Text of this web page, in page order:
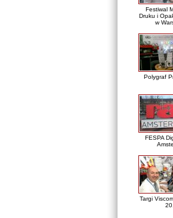
Festiwal
Druku i
w
Polygraf
FESPA
Targi